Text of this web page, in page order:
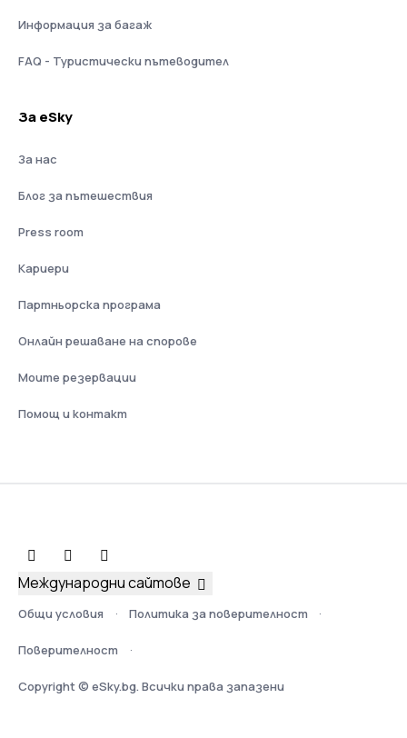
Информация за багаж
FAQ - Туристически пътеводител
За eSky
За нас
Блог за пътешествия
Press room
Кариери
Партньорска програма
Онлайн решаване на спорове
Моите резервации
Помощ и контакт
Общи условия Политика за поверителност
Поверителност
Copyright © eSky.bg. Всички права запазени
Международни сайтове